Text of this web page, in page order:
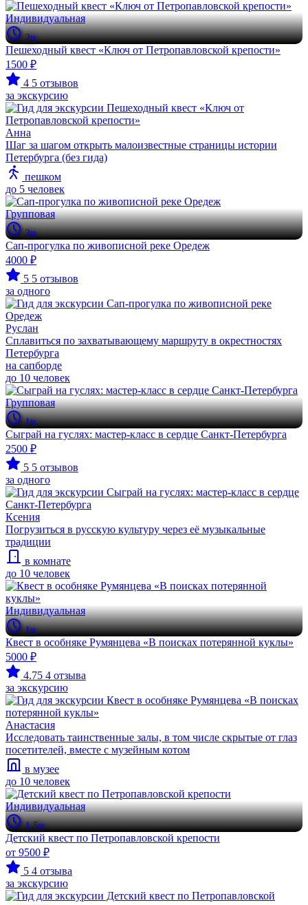
Индивидуальная
2ч
Пешеходный квест «Ключ от Петропавловской крепости»
1500 ₽
4 5 отзывов
за экскурсию
Анна
Шаг за шагом открыть малоизвестные страницы истории
Петербурга (без гида)
пешком
до 5 человек
Групповая
3ч
Сап-прогулка по живописной реке Оредеж
4000 ₽
5 5 отзывов
за одного
Руслан
Сплавиться по захватывающему маршруту в окрестностях
Петербурга
на сапборде
до 10 человек
Групповая
1ч
Сыграй на гуслях: мастер-класс в сердце Санкт-Петербурга
2500 ₽
5 5 отзывов
за одного
Ксения
Погрузиться в русскую культуру через её музыкальные
традиции
в комнате
до 10 человек
Индивидуальная
1ч
Квест в особняке Румянцева «В поисках потерянной куклы»
5000 ₽
4.75 4 отзыва
за экскурсию
Анастасия
Исследовать таинственные залы, в том числе скрытые от глаз
посетителей, вместе с музейным котом
в музее
до 10 человек
Индивидуальная
1.5ч
Детский квест по Петропавловской крепости
от 9500 ₽
5 4 отзыва
за экскурсию